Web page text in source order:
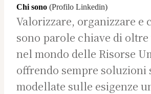
Chi sono (Profilo Linkedin)
Valorizzare, organizzare e
sono parole chiave di
nel mondo delle Risorse
offrendo sempre soluzioni
modellate sulle esigenze